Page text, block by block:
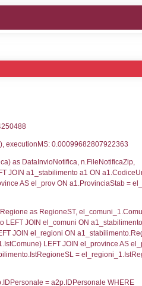
CERTIFICAZIONI E
LO
E RIEPILOGO
CON IMPATTO